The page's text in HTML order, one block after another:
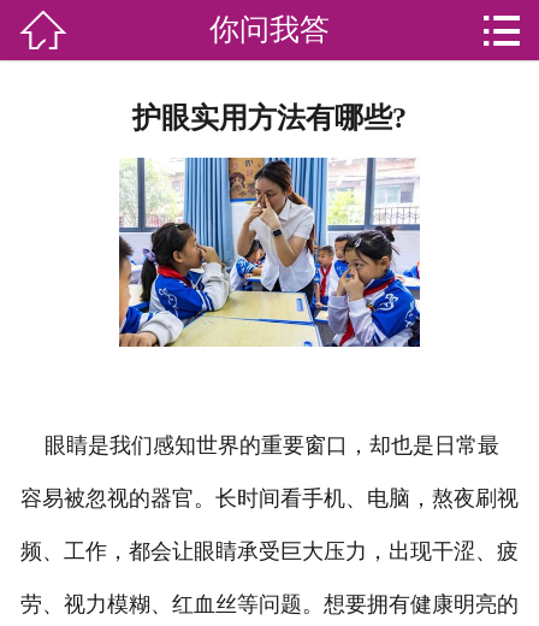
加盟苏家联
荣誉资质
家政资讯
关于我们
 你问我答 
护眼实用方法有哪些?
眼睛是我们感知世界的重要窗口，却也是日常最
容易被忽视的器官。长时间看手机、电脑，熬夜刷视
频、工作，都会让眼睛承受巨大压力，出现干涩、疲
劳、视力模糊、红血丝等问题。想要拥有健康明亮的